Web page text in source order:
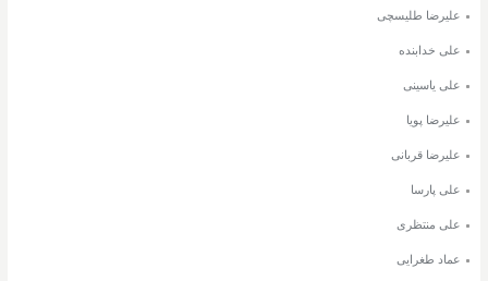
علیرضا طلیسچی
علی خدابنده
علی یاسینی
علیرضا پویا
علیرضا قربانی
علی پارسا
علی منتظری
عماد طغرایی